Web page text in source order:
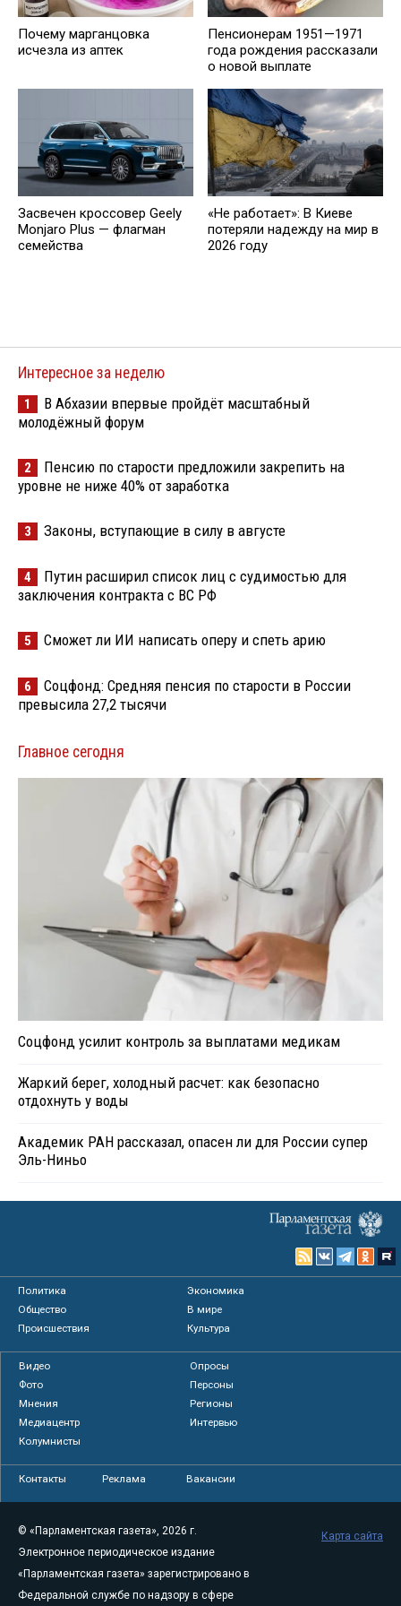
Почему марганцовка
исчезла из аптек
Пенсионерам 1951—1971
года рождения рассказали
о новой выплате
Засвечен кроссовер Geely
Monjaro Plus — флагман
семейства
«Не работает»: В Киеве
потеряли надежду на мир в
2026 году
Интересное за неделю
1
В Абхазии впервые пройдёт масштабный
молодёжный форум
2
Пенсию по старости предложили закрепить на
уровне не ниже 40% от заработка
3 Законы, вступающие в силу в августе
4
Путин расширил список лиц с судимостью для
заключения контракта с ВС РФ
5 Сможет ли ИИ написать оперу и спеть арию
6
Соцфонд: Средняя пенсия по старости в России
превысила 27,2 тысячи
Главное сегодня
Соцфонд усилит контроль за выплатами медикам
Жаркий берег, холодный расчет: как безопасно
отдохнуть у воды
Академик РАН рассказал, опасен ли для России супер
Эль-Ниньо
Политика
Экономика
Общество
В мире
Происшествия
Культура
Видео
Опросы
Фото
Персоны
Мнения
Регионы
Медиацентр
Интервью
Колумнисты
Контакты Реклама Вакансии
© «Парламентская газета», 2026 г.
Электронное периодическое издание
«Парламентская газета» зарегистрировано в
Федеральной службе по надзору в сфере
Карта сайта